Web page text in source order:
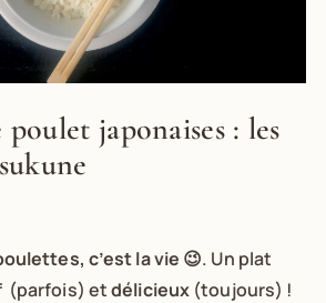
japonaises : les
c’est la vie 😉. Un plat
(parfois) etdélicieux (toujours) !